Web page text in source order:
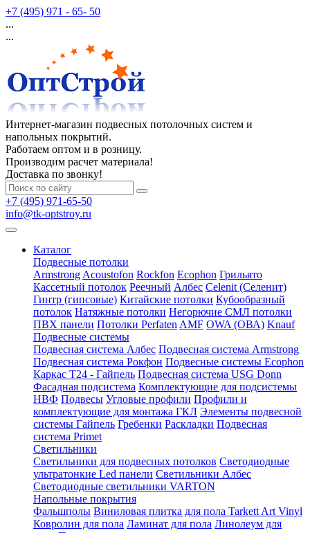
+7 (495) 971 - 65- 50
...
...
Интернет-магазин подвесных потолочных систем и
напольных покрытий.
Работаем оптом и в розницу.
Производим расчет материала!
Доставка по звонку!
+7 (495) 971-65-50
info@tk-optstroy.ru
Каталог
Подвесные потолки
Armstrong Acoustofon Rockfon Ecophon Грильято
Кассетный потолок Реечный Албес Celenit (Селенит)
Гинтр (гипсовые) Китайские потолки Кубообразный
потолок Натяжные потолки Негорючие СМЛ потолки
ПВХ панели Потолки Perfaten AMF OWA (ОВА) Knauf
Подвесные системы
Подвесная система Албес Подвесная система Armstrong
Подвесная система Рокфон Подвесные системы Ecophon
Каркас Т24 - Гайпель Подвесная система USG Donn
Фасадная подсистема Комплектующие для подсистемы
НВФ Подвесы Угловые профили Профили и
комплектующие для монтажа ГКЛ Элементы подвесной
системы Гайпель Гребенки Раскладки Подвесная
система Primet
Светильники
Светильники для подвесных потолков Светодиодные
ультратонкие Led панели Светильники Албес
Светодиодные светильники VARTON
Напольные покрытия
Фальшполы Виниловая плитка для пола Tarkett Art Vinyl
Ковролин для пола Ламинат для пола Линолеум для